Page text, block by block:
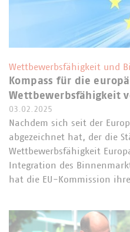
Wettbewerbsfähigkeit und
Kompass für die
Wettbewerbsfähigkeit
03.02.2025
Nachdem sich seit der
abgezeichnet hat, der die
Wettbewerbsfähigkeit
Integration des
hat die EU-Kommission